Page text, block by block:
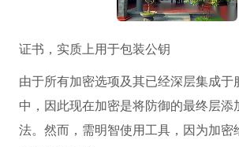
证书，实质上用于包装公钥
由于所有加密选项及其已经深层集成于
中，因此现在加密是将防御的最终层添
法。然而，需明智使用工具，因为加密